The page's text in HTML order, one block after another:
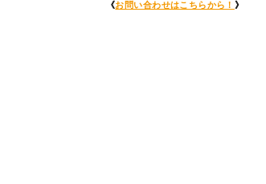
《お問い合わせはこちらから！